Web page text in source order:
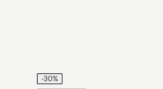
-30%